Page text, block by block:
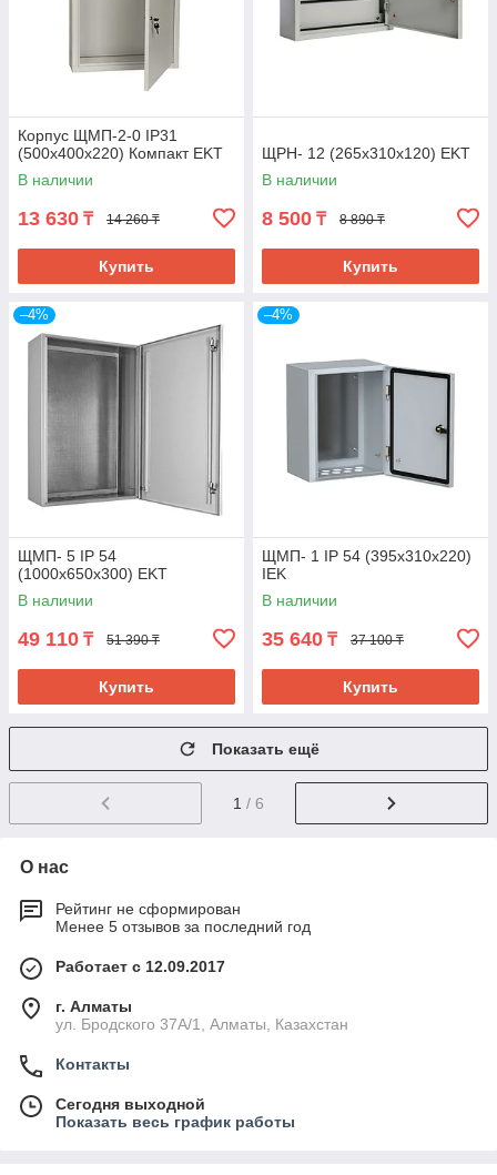
Корпус ЩМП-2-0 IP31
(500x400x220) Компакт EKT
В наличии
13 630 ₸ 14 260 ₸
Купить
ЩРН- 12 (265x310x120) EKT
В наличии
8 500 ₸ 8 890 ₸
Купить
–4%
ЩМП- 5 IP 54
(1000х650х300) EKT
В наличии
49 110 ₸ 51 390 ₸
Купить
–4%
ЩМП- 1 IP 54 (395х310х220)
IEK
В наличии
35 640 ₸ 37 100 ₸
Купить
Показать ещё
1 / 6
О нас
Рейтинг не сформирован
Менее 5 отзывов за последний год
Работает с 12.09.2017
г. Алматы
ул. Бродского 37А/1, Алматы, Казахстан
Контакты
Сегодня выходной
Показать весь график работы